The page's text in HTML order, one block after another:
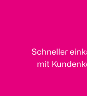
Schneller
mit